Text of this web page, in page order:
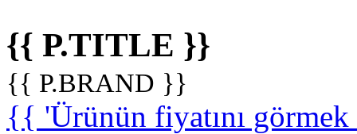
{{ P.TITLE }}
{{ P.BRAND }}
{{ 'Ürünün fiyatını